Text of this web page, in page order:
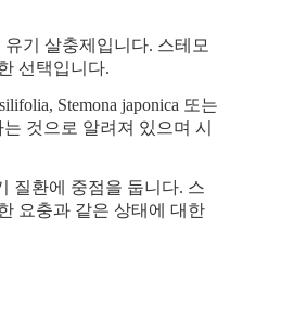
기 살충제입니다. 스테모
선택입니다.
Stemona japonica 또는
것으로 알려져 있으며 시
질환에 중점을 둡니다. 스
요충과 같은 상태에 대한